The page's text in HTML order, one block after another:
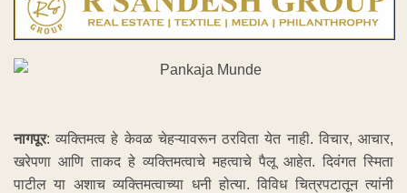
नागपूर: व्यक्तिमत्व हे केवळ चेहऱ्यावरून ठरविता येत नाही. विचार, आचार,
खरेपणा आणि ताकद हे व्यक्तिमत्वाचे महत्वाचे पैलू आहेत. दिवंगत स्मिता
पाटील या अशाच व्यक्तिमत्वाच्या धनी होत्या. विविध चित्रपटातून त्यांनी